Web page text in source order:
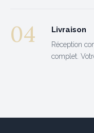
04 Livraison
Réception
complet.